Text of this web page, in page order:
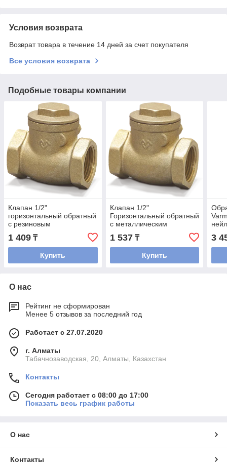
Условия возврата
Возврат товара в течение 14 дней за счет покупателя
Все условия возврата
Подобные товары компании
Клапан 1/2"
горизонтальный обратный
с резиновым
1 409 ₸
Купить
Клапан 1/2"
Горизонтальный обратный
с металлическим
1 537₸
Купить
3
О нас
Рейтинг не сформирован
Менее 5 отзывов за последний год
Работает с 27.07.2020
г. Алматы
Табачнозаводская, 20, Алматы, Казахстан
Контакты
Сегодня работает с 08:00 до 17:00
Показать весь график работы
О нас
Контакты